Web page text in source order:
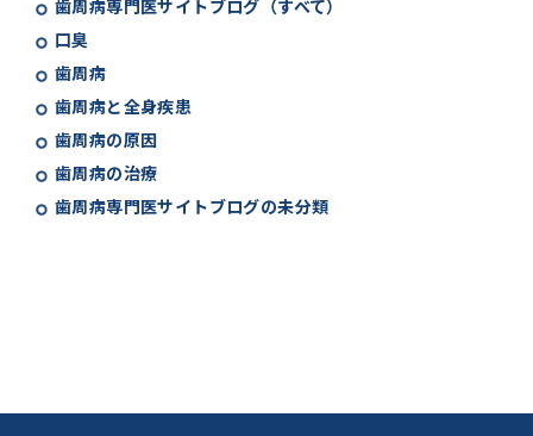
歯周病専門医サイトブログ（すべて）
口臭
歯周病
歯周病と全身疾患
歯周病の原因
歯周病の治療
歯周病専門医サイトブログの未分類